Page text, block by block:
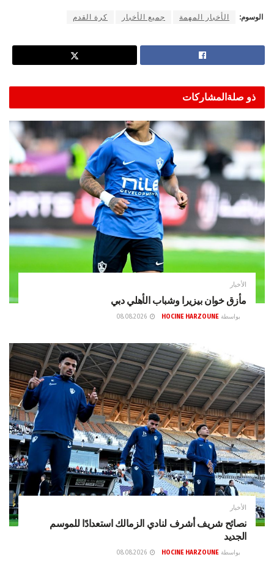
الوسوم: الأخبار المهمة جميع الأخبار كرة القدم
ذو صلةالمشاركات
الأخبار
مأزق خوان بيزيرا وشباب الأهلي دبي
بواسطة HOCINE HARZOUNE
الأخبار
نصائح شريف أشرف لنادي الزمالك استعدادًا للموسم
الجديد
بواسطة HOCINE HARZOUNE